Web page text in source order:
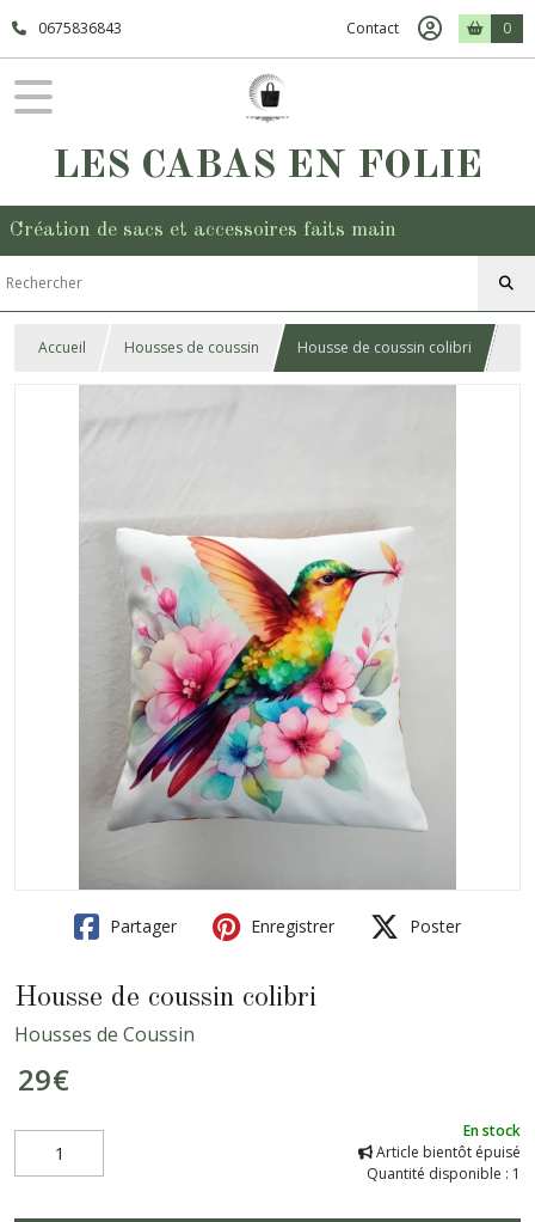
0675836843 Contact 0
LES CABAS EN FOLIE
Création de sacs et accessoires faits main
Accueil Housses de coussin Housse de coussin colibri
Partager Enregistrer Poster
Housse de coussin colibri
Housses de Coussin
29€
En stock
Article bientôt épuisé
Quantité disponible : 1